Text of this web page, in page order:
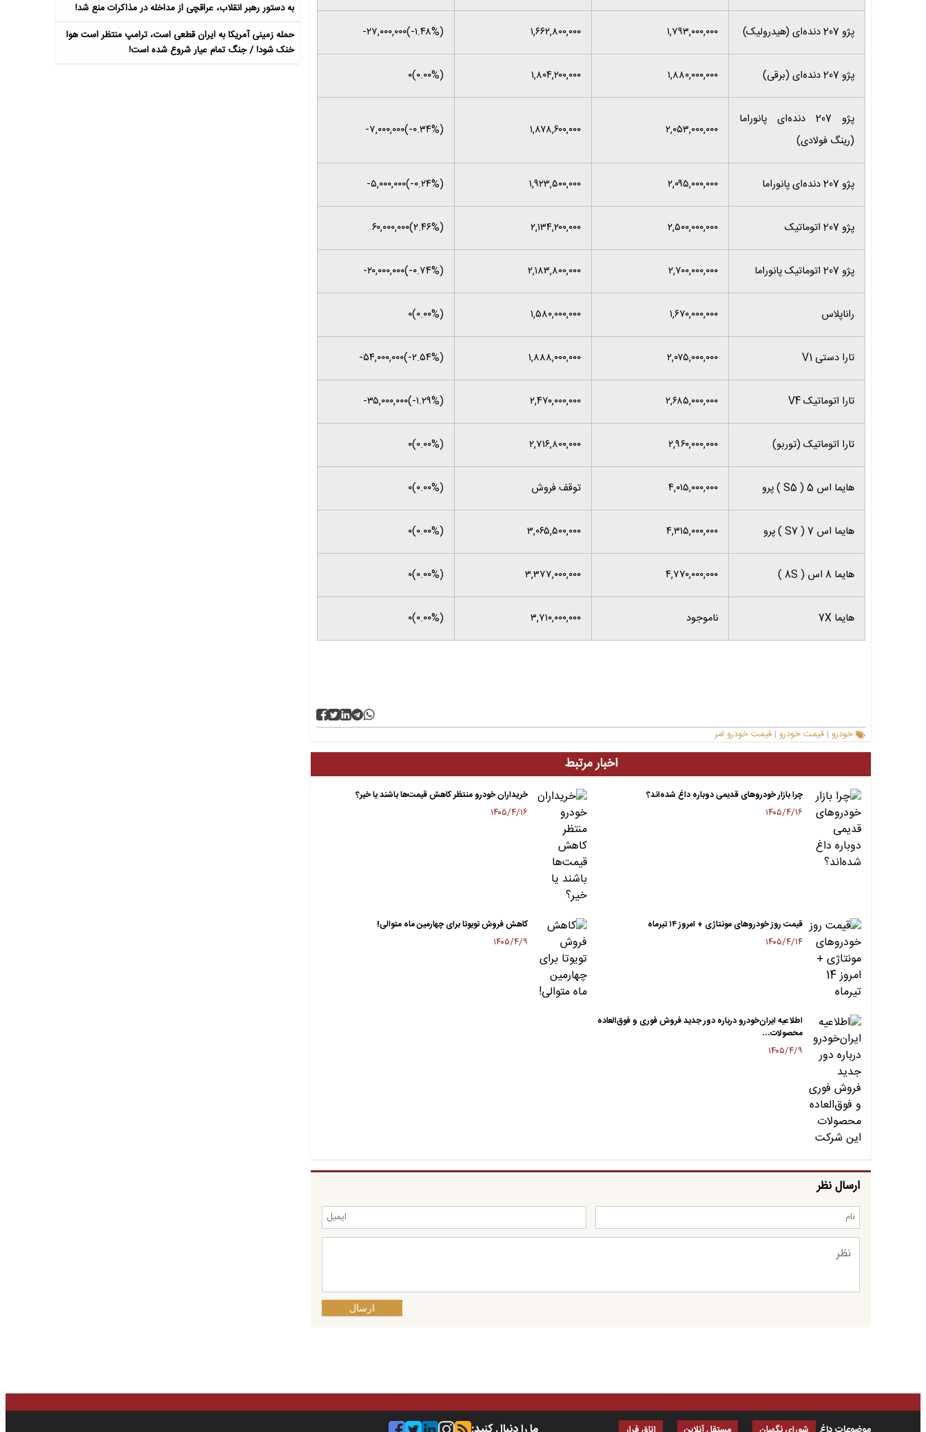
پژو 207 دنده‌ای (هیدرولیک) ۱,۷۹۳,۰۰۰,۰۰۰ ۱,۶۶۲,۸۰۰,۰۰۰ (‎-۱.۴۸%‌)‎-۲۷,۰۰۰,۰۰۰‌
پژو 207 دنده‌ای (برقی) ۱,۸۸۰,۰۰۰,۰۰۰ ۱,۸۰۴,۲۰۰,۰۰۰ (۰.۰۰%)۰
پژو 207 دنده‌ای پانوراما
(رینگ فولادی)
۲,۰۵۳,۰۰۰,۰۰۰ ۱,۸۷۸,۶۰۰,۰۰۰ (‎-۰.۳۴%‌)‎-۷,۰۰۰,۰۰۰‌
پژو 207 دنده‌ای پانوراما ۲,۰۹۵,۰۰۰,۰۰۰ ۱,۹۲۳,۵۰۰,۰۰۰ (‎-۰.۲۴%‌)‎-۵,۰۰۰,۰۰۰‌
پژو 207 اتوماتیک ۲,۵۰۰,۰۰۰,۰۰۰ ۲,۱۳۴,۲۰۰,۰۰۰ (‎۲.۴۶%‌)‎۶۰,۰۰۰,۰۰۰‌
پژو 207 اتوماتیک پانوراما ۲,۷۰۰,۰۰۰,۰۰۰ ۲,۱۸۳,۸۰۰,۰۰۰ (‎-۰.۷۴%‌)‎-۲۰,۰۰۰,۰۰۰‌
راناپلاس ۱,۶۷۰,۰۰۰,۰۰۰ ۱,۵۸۰,۰۰۰,۰۰۰ (۰.۰۰%)۰
تارا دستی V1 ۲,۰۷۵,۰۰۰,۰۰۰ ۱,۸۸۸,۰۰۰,۰۰۰ (‎-۲.۵۴%‌)‎-۵۴,۰۰۰,۰۰۰‌
تارا اتوماتیک V4 ۲,۶۸۵,۰۰۰,۰۰۰ ۲,۴۷۰,۰۰۰,۰۰۰ (‎-۱.۲۹%‌)‎-۳۵,۰۰۰,۰۰۰‌
تارا اتوماتیک (توربو) ۲,۹۶۰,۰۰۰,۰۰۰ ۲,۷۱۶,۸۰۰,۰۰۰ (۰.۰۰%)۰
هایما اس 5 ( S5 ) پرو ۴,۰۱۵,۰۰۰,۰۰۰ توقف فروش (۰.۰۰%)۰
هایما اس 7 ( S7 ) پرو ۴,۳۱۵,۰۰۰,۰۰۰ ۳,۰۶۵,۵۰۰,۰۰۰ (۰.۰۰%)۰
هایما 8 اس ( 8S ) ۴,۷۷۰,۰۰۰,۰۰۰ ۳,۳۷۷,۰۰۰,۰۰۰ (۰.۰۰%)۰
هایما 7X ناموجود ۳,۷۱۰,۰۰۰,۰۰۰ (۰.۰۰%)۰
خودرو | قیمت خودرو | قیمت خودرو امر
اخبار مرتبط
چرا بازار خودروهای قدیمی دوباره داغ شده‌اند؟
۱۴۰۵/۴/۱۶
خریداران خودرو منتظر کاهش قیمت‌ها باشند یا خیر؟
۱۴۰۵/۴/۱۶
قیمت روز خودروهای مونتاژی + امروز ۱۴ تیرماه
۱۴۰۵/۴/۱۴
کاهش فروش تویوتا برای چهارمین ماه متوالی!
۱۴۰۵/۴/۹
اطلاعیه ایران‌خودرو درباره دور جدید فروش فوری و فوق‌العاده
محصولات…
۱۴۰۵/۴/۹
ارسال نظر
ارسال
به دستور رهبر انقلاب، عراقچی از مداخله در مذاکرات منع شد!
حمله زمینی آمریکا به ایران قطعی است، ترامپ منتظر است هوا
خنک شود! / جنگ تمام عیار شروع شده است!